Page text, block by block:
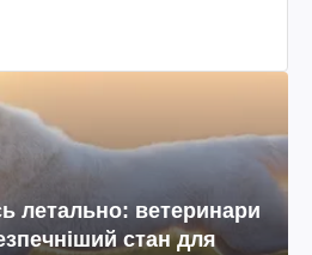
летально: ветеринари
стан для